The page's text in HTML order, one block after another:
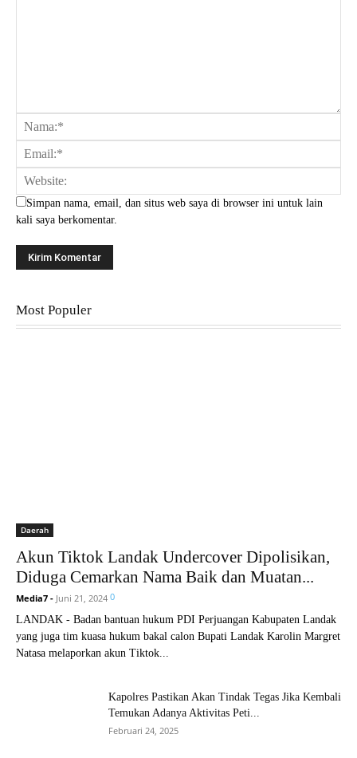
Simpan nama, email, dan situs web saya di browser ini untuk lain
kali saya berkomentar.
Most Populer
Daerah
Akun Tiktok Landak Undercover Dipolisikan,
Diduga Cemarkan Nama Baik dan Muatan...
Media7 - Juni 21, 2024 0
LANDAK - Badan bantuan hukum PDI Perjuangan Kabupaten Landak
yang juga tim kuasa hukum bakal calon Bupati Landak Karolin Margret
Natasa melaporkan akun Tiktok...
Kapolres Pastikan Akan Tindak Tegas Jika Kembali
Temukan Adanya Aktivitas Peti...
Februari 24, 2025